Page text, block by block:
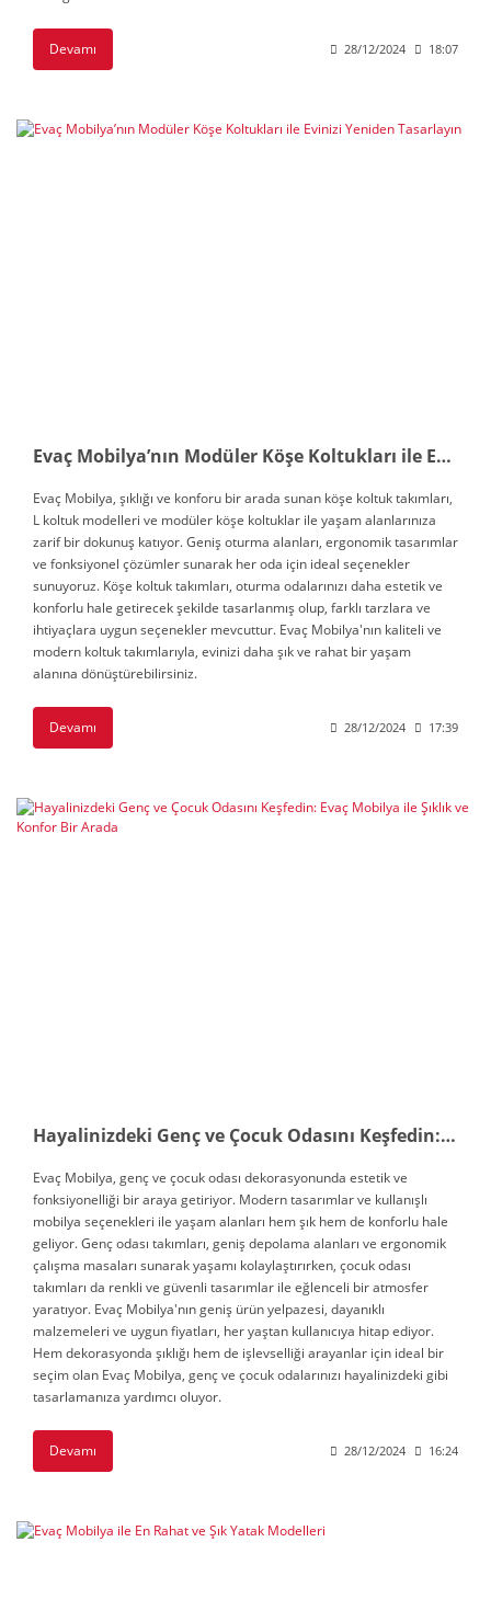
Devamı 28/12/2024 18:07
Evaç Mobilya’nın Modüler Köşe Koltukları ile Evinizi Yeniden Tasarlayın
Evaç Mobilya, şıklığı ve konforu bir arada sunan köşe koltuk takımları,
L koltuk modelleri ve modüler köşe koltuklar ile yaşam alanlarınıza
zarif bir dokunuş katıyor. Geniş oturma alanları, ergonomik tasarımlar
ve fonksiyonel çözümler sunarak her oda için ideal seçenekler
sunuyoruz. Köşe koltuk takımları, oturma odalarınızı daha estetik ve
konforlu hale getirecek şekilde tasarlanmış olup, farklı tarzlara ve
ihtiyaçlara uygun seçenekler mevcuttur. Evaç Mobilya'nın kaliteli ve
modern koltuk takımlarıyla, evinizi daha şık ve rahat bir yaşam
alanına dönüştürebilirsiniz.
Devamı 28/12/2024 17:39
Hayalinizdeki Genç ve Çocuk Odasını Keşfedin: Evaç Mobilya ile Şıklık ve Konfor Bir Arada
Evaç Mobilya, genç ve çocuk odası dekorasyonunda estetik ve
fonksiyonelliği bir araya getiriyor. Modern tasarımlar ve kullanışlı
mobilya seçenekleri ile yaşam alanları hem şık hem de konforlu hale
geliyor. Genç odası takımları, geniş depolama alanları ve ergonomik
çalışma masaları sunarak yaşamı kolaylaştırırken, çocuk odası
takımları da renkli ve güvenli tasarımlar ile eğlenceli bir atmosfer
yaratıyor. Evaç Mobilya'nın geniş ürün yelpazesi, dayanıklı
malzemeleri ve uygun fiyatları, her yaştan kullanıcıya hitap ediyor.
Hem dekorasyonda şıklığı hem de işlevselliği arayanlar için ideal bir
seçim olan Evaç Mobilya, genç ve çocuk odalarınızı hayalinizdeki gibi
tasarlamanıza yardımcı oluyor.
Devamı 28/12/2024 16:24